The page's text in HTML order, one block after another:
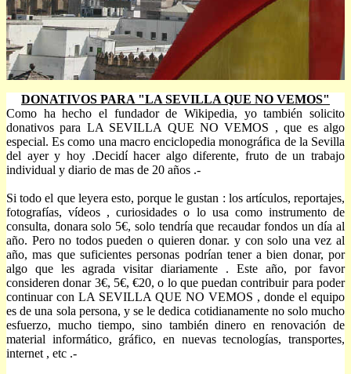
DONATIVOS PARA "LA SEVILLA QUE NO VEMOS"
Como ha hecho el fundador de Wikipedia, yo también solicito
donativos para LA SEVILLA QUE NO VEMOS , que es algo
especial. Es como una macro enciclopedia monográfica de la Sevilla
del ayer y hoy .Decidí hacer algo diferente, fruto de un trabajo
individual y diario de mas de 20 años .-
Si todo el que leyera esto, porque le gustan : los artículos, reportajes,
fotografías, vídeos , curiosidades o lo usa como instrumento de
consulta, donara solo 5€, solo tendría que recaudar fondos un día al
año. Pero no todos pueden o quieren donar. y con solo una vez al
año, mas que suficientes personas podrían tener a bien donar, por
algo que les agrada visitar diariamente . Este año, por favor
consideren donar 3€, 5€, €20, o lo que puedan contribuir para poder
continuar con LA SEVILLA QUE NO VEMOS , donde el equipo
es de una sola persona, y se le dedica cotidianamente no solo mucho
esfuerzo, mucho tiempo, sino también dinero en renovación de
material informático, gráfico, en nuevas tecnologías, transportes,
internet , etc .-